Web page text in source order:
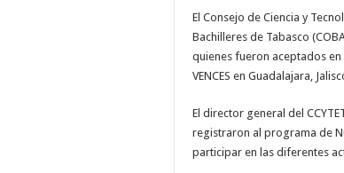
El Consejo de Ciencia y
Bachilleres de Tabasco
quienes fueron aceptados en
VENCES en Guadalajara,
El director general del
registraron al programa de
participar en las diferentes